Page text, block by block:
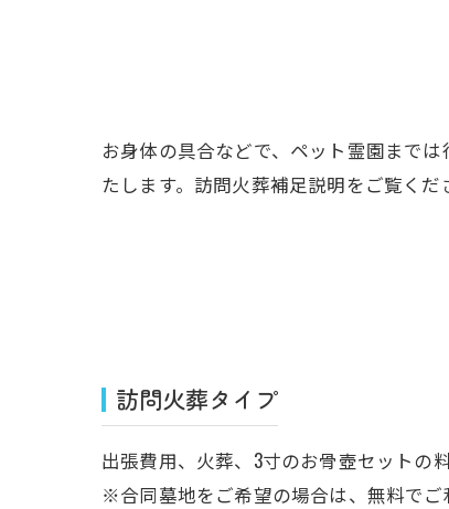
お身体の具合などで、ペット霊園まで
たします。訪問火葬補足説明をご覧くだ
訪問火葬タイプ
出張費用、火葬、3寸のお骨壺セットの
※合同墓地をご希望の場合は、無料でご